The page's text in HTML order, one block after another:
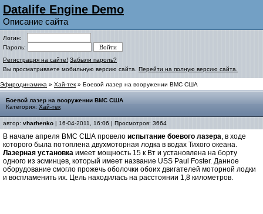
Datalife Engine Demo
Описание сайта
Логин:
Пароль:
Регистрация на сайте! Забыли пароль?
Вы просматриваете мобильную версию сайта. Перейти на полную версию сайта.
Эфиродинамика » Хай-тек » Боевой лазер на вооружении ВМС США
Боевой лазер на вооружении ВМС США
Категория: Хай-тек
автор: vharhenko | 16-04-2011, 16:06 | Просмотров: 3664
В начале апреля ВМС США провело испытание боевого лазера, в ходе
которого была потоплена двухмоторная лодка в водах Тихого океана.
Лазерная установка имеет мощность 15 к Вт и установлена на борту
одного из эсминцев, который имеет название USS Paul Foster. Данное
оборудование смогло прожечь оболочки обоих двигателей моторной лодки
и воспламенить их. Цель находилась на расстоянии 1,8 километров.